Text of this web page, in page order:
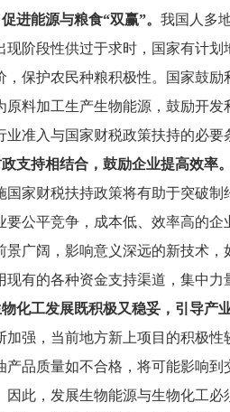
进能源与粮食“双赢”。 我国人多
现阶段性供过于求时，国家有计
，保护农民种粮积极性。国家鼓
原料加工生产生物能源，鼓励开
业准入与国家财税政策扶持的必
支持相结合，鼓励企业提高效率
国家财税扶持政策将有助于突破
要公平竞争，成本低、效率高的
景广阔，影响意义深远的新技术
现有的各种资金支持渠道，集中力
化工发展既积极又稳妥，引导产
加强，当前地方新上项目的积极
产品质量如不合格，将可能影响
因此，发展生物能源与生物化工